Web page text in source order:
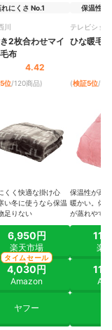
にくさ No.1
川
2枚合わせマイ
布
4.42
位/120商品)
くく快適な掛け心
い冬に使うなら保温
足りない
6,950円
楽天市場
4,030円
Amazon
タイムセール
ヤフー
保温性の
テレビショ
ひな暖毛布
(検証5位/
保温性が高
暖かい。体
が蒸れやすい
楽